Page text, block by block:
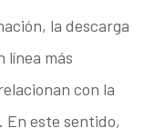
la descarga
línea más
con la
este sentido,